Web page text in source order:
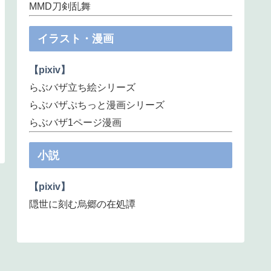
MMD刀剣乱舞
イラスト・漫画
【pixiv】
らぶバザ立ち絵シリーズ
らぶバザぷちっと漫画シリーズ
らぶバザ1ページ漫画
小説
【pixiv】
隠世に刻む烏郷の在処譚